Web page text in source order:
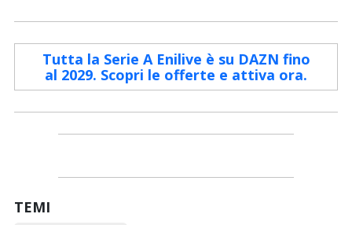
Tutta la Serie A Enilive è su DAZN fino
al 2029. Scopri le offerte e attiva ora.
TEMI